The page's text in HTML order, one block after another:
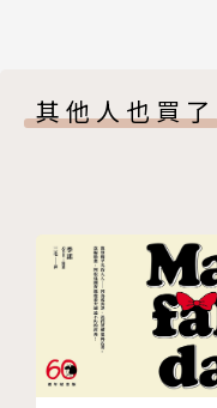
其他人也買了